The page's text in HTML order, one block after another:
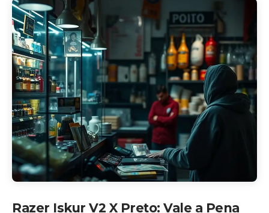
Razer Iskur V2 X Preto: Vale a Pena